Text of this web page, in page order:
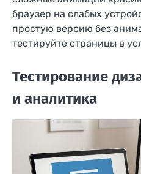
браузер на слабых
простую версию без
тестируйте страницы в
Тестирование
и аналитика